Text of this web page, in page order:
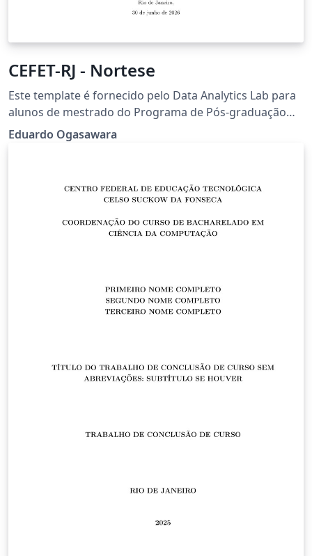
CEFET-RJ - Nortese
Este template é fornecido pelo Data Analytics Lab para
alunos de mestrado do Programa de Pós-graduação
em Ciência da Computação e para os alunos de
mestrado e doutorado do Programa de Pós-graduação
Eduardo Ogasawara